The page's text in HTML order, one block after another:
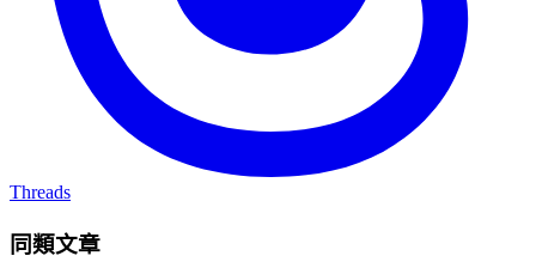
Threads
同類文章